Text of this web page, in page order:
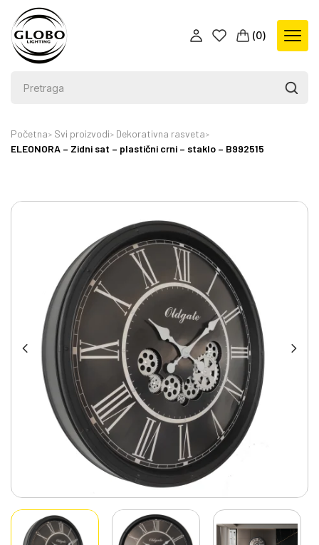
(0)
Početna Svi proizvodi
Dekorativna rasveta
ELEONORA – Zidni sat – plastični crni – staklo – B992515